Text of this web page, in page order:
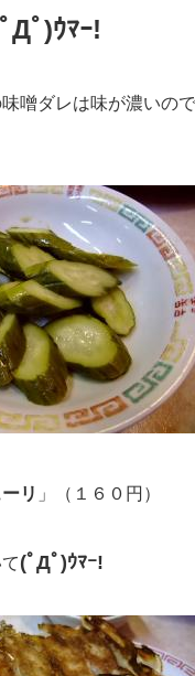
Дﾟ)ｳﾏｰ!
噌ダレは味が濃いの
リ 」（１６０円）
(ﾟДﾟ)ｳﾏｰ!